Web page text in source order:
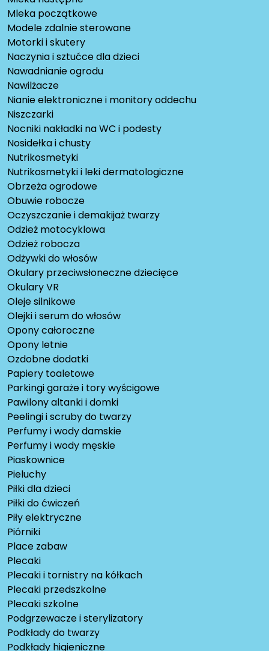
Mleka początkowe
Modele zdalnie sterowane
Motorki i skutery
Naczynia i sztućce dla dzieci
Nawadnianie ogrodu
Nawilżacze
Nianie elektroniczne i monitory oddechu
Niszczarki
Nocniki nakładki na WC i podesty
Nosidełka i chusty
Nutrikosmetyki
Nutrikosmetyki i leki dermatologiczne
Obrzeża ogrodowe
Obuwie robocze
Oczyszczanie i demakijaż twarzy
Odzież motocyklowa
Odzież robocza
Odżywki do włosów
Okulary przeciwsłoneczne dziecięce
Okulary VR
Oleje silnikowe
Olejki i serum do włosów
Opony całoroczne
Opony letnie
Ozdobne dodatki
Papiery toaletowe
Parkingi garaże i tory wyścigowe
Pawilony altanki i domki
Peelingi i scruby do twarzy
Perfumy i wody damskie
Perfumy i wody męskie
Piaskownice
Pieluchy
Piłki dla dzieci
Piłki do ćwiczeń
Piły elektryczne
Piórniki
Place zabaw
Plecaki
Plecaki i tornistry na kółkach
Plecaki przedszkolne
Plecaki szkolne
Podgrzewacze i sterylizatory
Podkłady do twarzy
Podkłady higieniczne